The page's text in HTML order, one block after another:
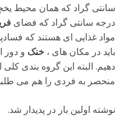
سانتی گراد که همان محیط
درجه سانتی گراد که فضای
مواد غذایی ای هستند که
باید در مکان های ، خنک و دور
دهیم. البته این گروه بندی
منحصر به فردی را هم می
نوشته اولین بار در پدیدار شد.